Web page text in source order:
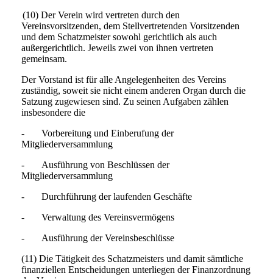
(10) Der Verein wird vertreten durch den
Vereinsvorsitzenden, dem Stellvertretenden Vorsitzenden
und dem Schatzmeister sowohl gerichtlich als auch
außergerichtlich. Jeweils zwei von ihnen vertreten
gemeinsam.
Der Vorstand ist für alle Angelegenheiten des Vereins
zuständig, soweit sie nicht einem anderen Organ durch die
Satzung zugewiesen sind. Zu seinen Aufgaben zählen
insbesondere die
- Vorbereitung und Einberufung der
Mitgliederversammlung
- Ausführung von Beschlüssen der
Mitgliederversammlung
- Durchführung der laufenden Geschäfte
- Verwaltung des Vereinsvermögens
- Ausführung der Vereinsbeschlüsse
(11) Die Tätigkeit des Schatzmeisters und damit sämtliche
finanziellen Entscheidungen unterliegen der Finanzordnung